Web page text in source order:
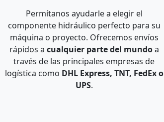
Permítanos ayudarle a elegir el
componente hidráulico perfecto para su
máquina o proyecto. Ofrecemos envíos
rápidos a cualquier parte del mundoa
través de las principales empresas de
logística como DHL Express, TNT, FedEx o
UPS.